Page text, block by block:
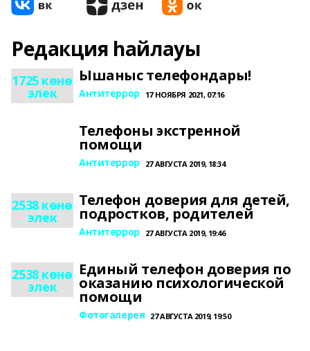
Редакция һайлауы
1725 көнө
элек
Ышаныс телефондары!
Антитеррор 17 НОЯБРЯ 2021, 07:16
Телефоны экстренной
помощи
Антитеррор 27 АВГУСТА 2019, 18:34
2538 көнө
элек
Телефон доверия для детей,
подростков, родителей
Антитеррор 27 АВГУСТА 2019, 19:46
2538 көнө
элек
Единый телефон доверия по
оказанию психологической
помощи
Фотогалерея 27 АВГУСТА 2019, 19:50